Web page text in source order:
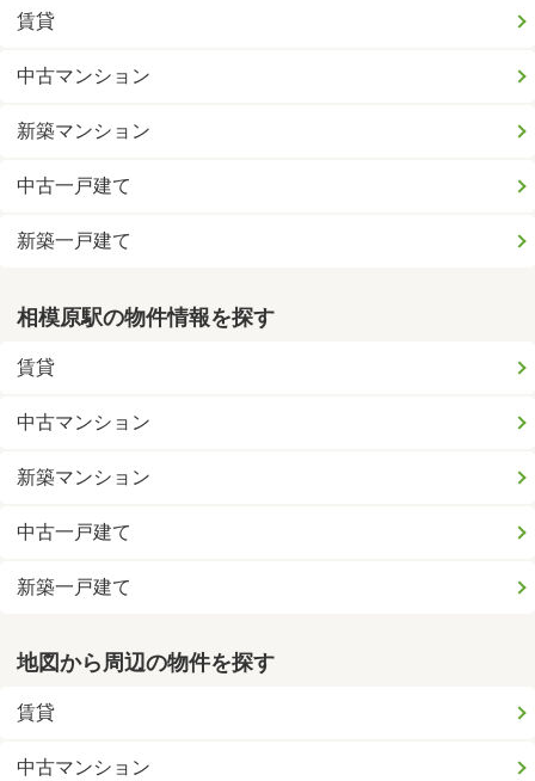
賃貸
中古マンション
新築マンション
中古一戸建て
新築一戸建て
相模原駅の物件情報を探す
賃貸
中古マンション
新築マンション
中古一戸建て
新築一戸建て
地図から周辺の物件を探す
賃貸
中古マンション